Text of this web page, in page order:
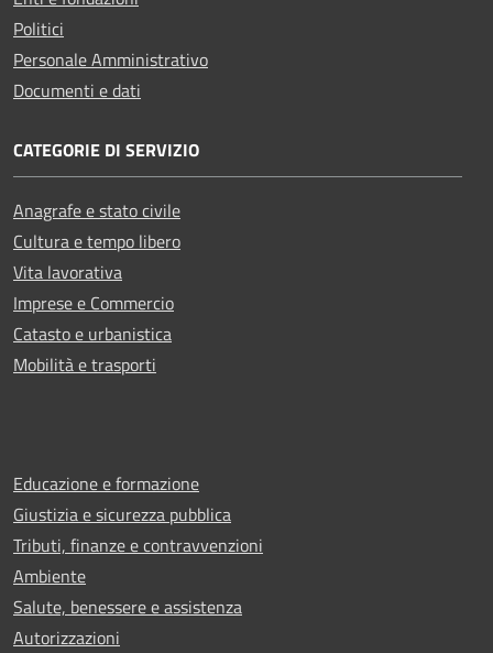
Politici
Personale Amministrativo
Documenti e dati
CATEGORIE DI SERVIZIO
Anagrafe e stato civile
Cultura e tempo libero
Vita lavorativa
Imprese e Commercio
Catasto e urbanistica
Mobilità e trasporti
Educazione e formazione
Giustizia e sicurezza pubblica
Tributi, finanze e contravvenzioni
Ambiente
Salute, benessere e assistenza
Autorizzazioni